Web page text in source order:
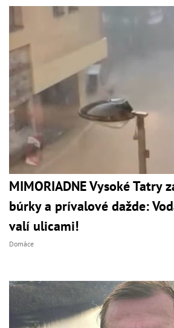
MIMORIADNE Vysoké Tatry
búrky a prívalové dažde:
valí ulicami!
Domáce